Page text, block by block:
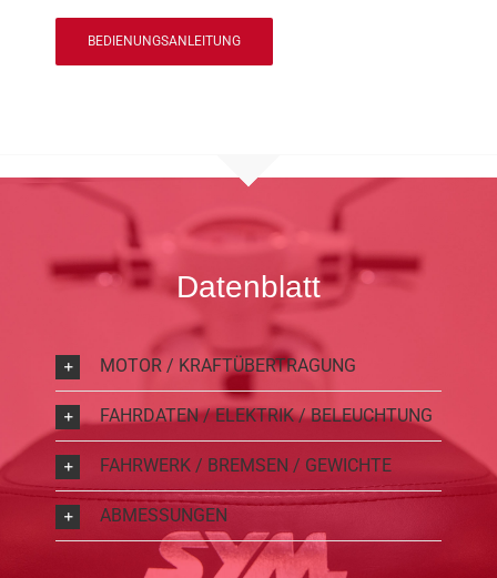
BEDIENUNGSANLEITUNG
Datenblatt
MOTOR / KRAFTÜBERTRAGUNG
FAHRDATEN / ELEKTRIK / BELEUCHTUNG
FAHRWERK / BREMSEN / GEWICHTE
ABMESSUNGEN